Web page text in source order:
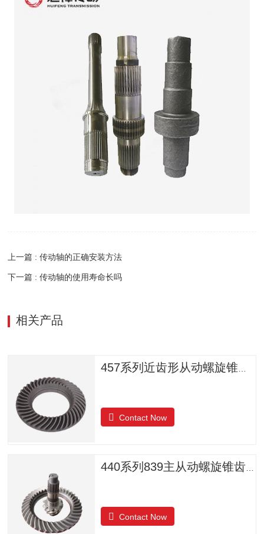
上一篇 : 传动轴的正确安装方法
下一篇 : 传动轴的使用寿命长吗
相关产品
Contact Now
Contact Now